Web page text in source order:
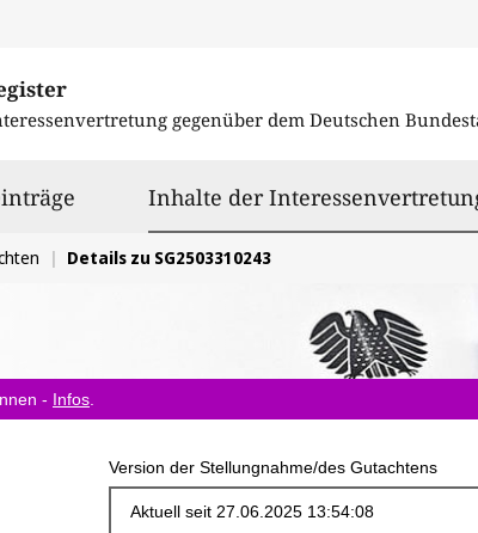
gegenüber dem Deutschen
Inhalte der
Details zu SG2503310243
- Infos
Version der Stellungnahme/des Gutachtens